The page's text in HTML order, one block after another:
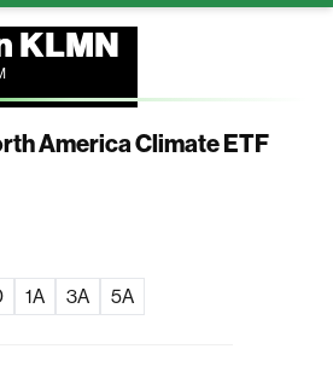
KLMN
America Climate ETF
1A 3A 5A